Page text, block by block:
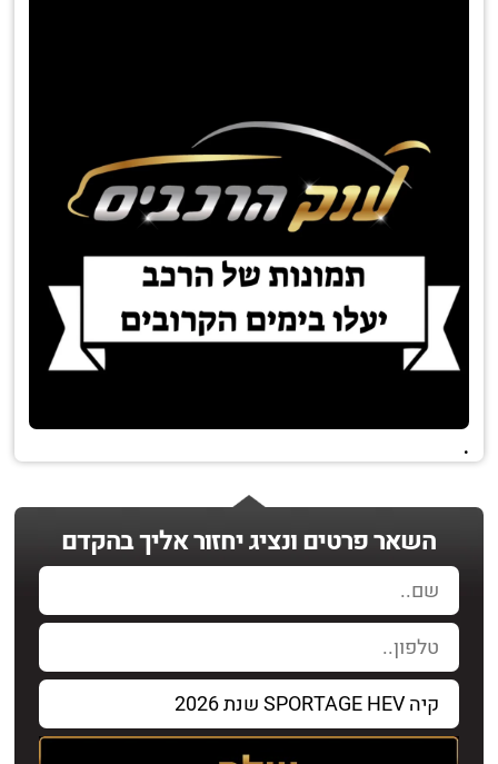
.
השאר פרטים ונציג יחזור אליך בהקדם